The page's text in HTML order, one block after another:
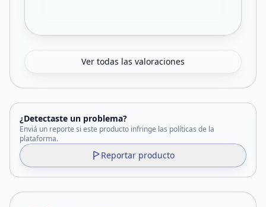
Ver todas las valoraciones
¿Detectaste un problema?
Enviá un reporte si este producto infringe las políticas de la
plataforma.
Reportar producto